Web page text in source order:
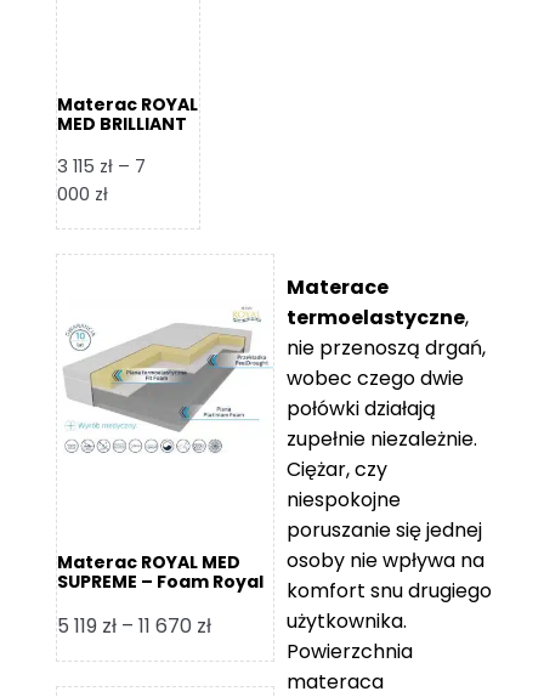
Materac ROYAL
MED BRILLIANT
3 115 zł – 7
000 złZakres
od
7
000 zł
Materac ROYAL MED
SUPREME – Foam Royal
5 119 zł – 11 670 złZakres
cen:
od
Materace
termoelastyczne,
nie przenoszą drgań,
wobec czego dwie
połówki działają
zupełnie niezależnie.
Ciężar, czy
niespokojne
poruszanie się jednej
osoby nie wpływa na
komfort snu drugiego
użytkownika.
Powierzchnia
materaca